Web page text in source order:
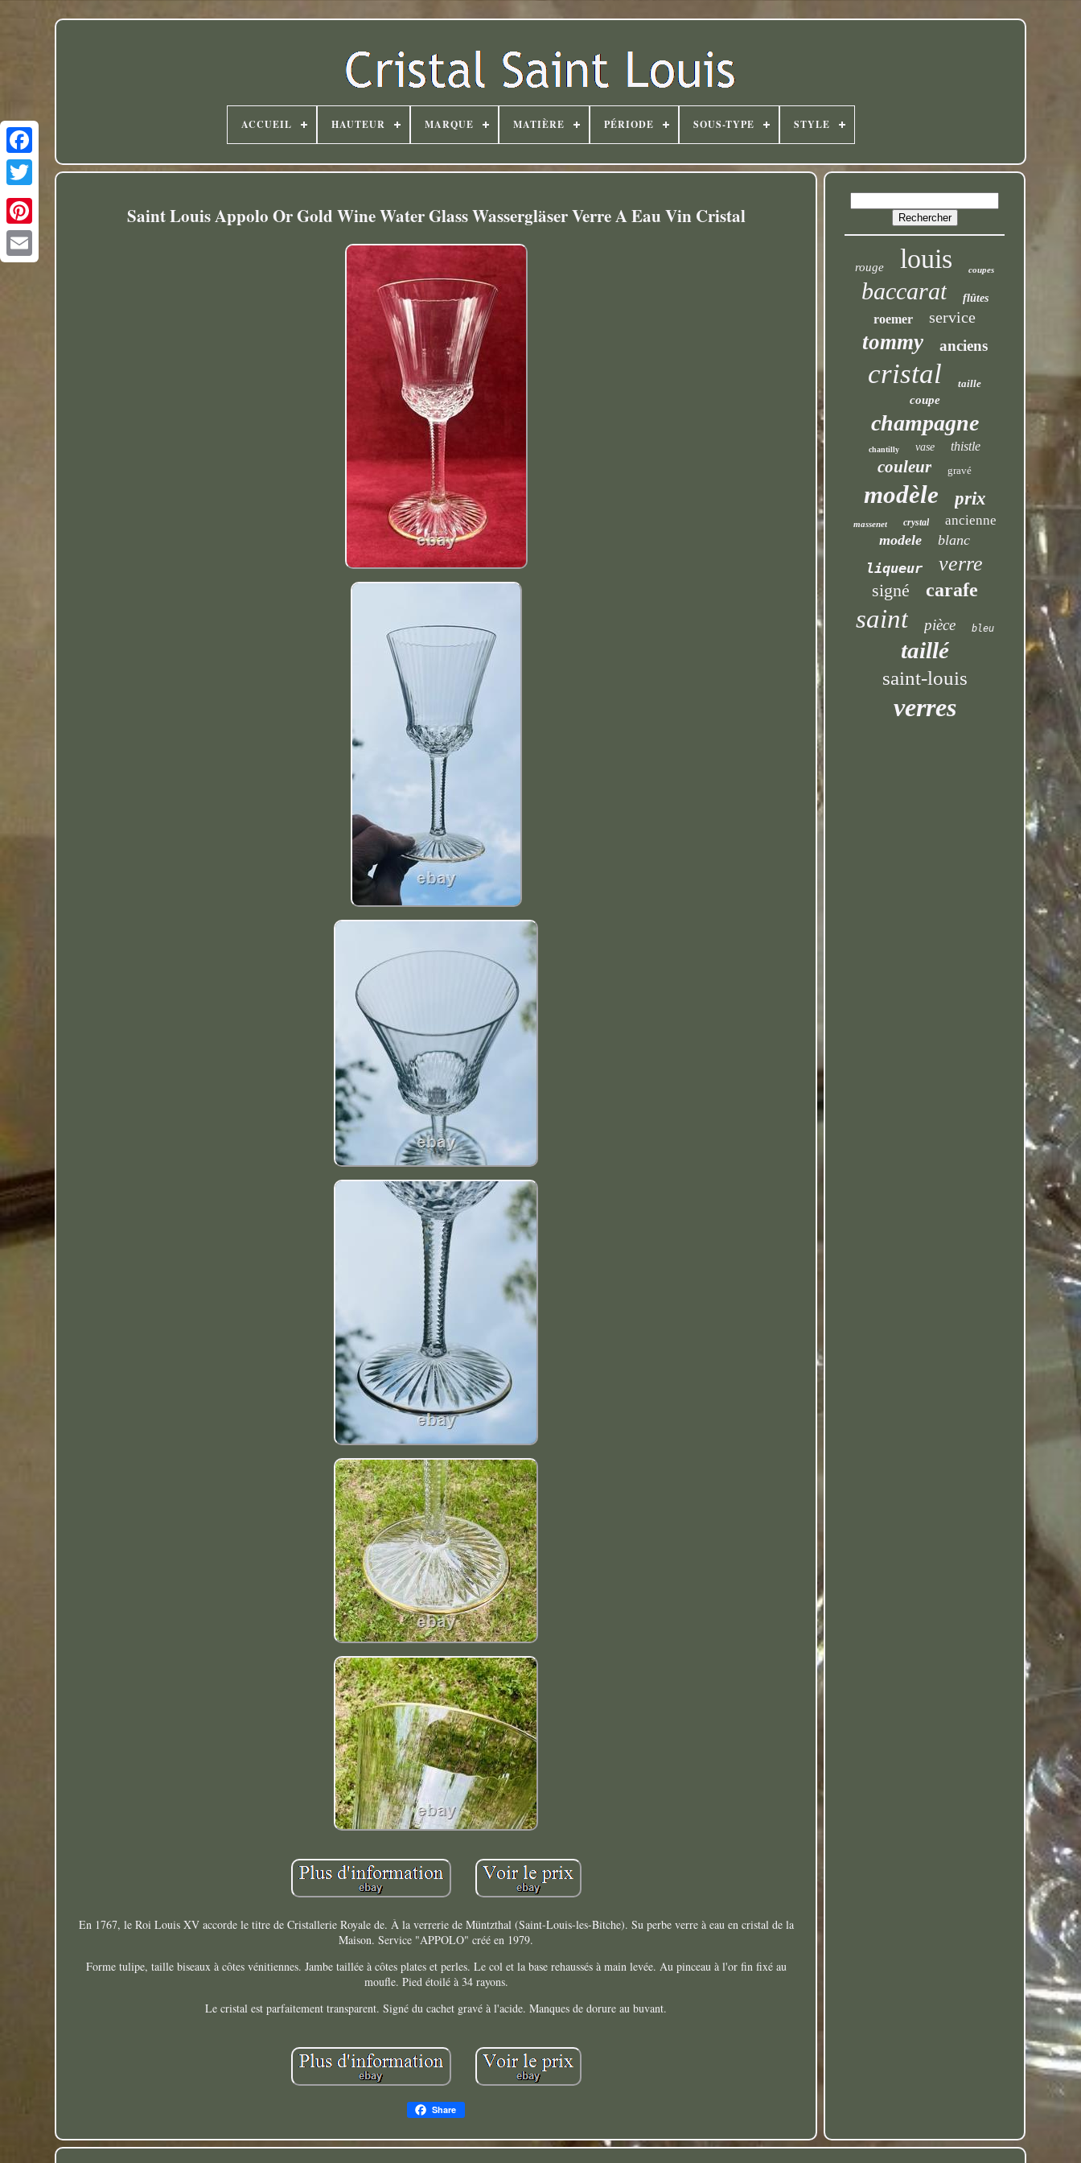
Twitter
ACCUEIL HAUTEUR MARQUE MATIÈRE PÉRIODE SOUS-TYPE STYLE
Saint Louis Appolo Or Gold Wine Water Glass Wassergläser Verre A Eau Vin Cristal
En 1767, le Roi Louis XV accorde le titre de Cristallerie Royale de. À la verrerie de Müntzthal (Saint-Louis-les-Bitche). Su perbe verre à eau en cristal de la
Maison. Service "APPOLO" créé en 1979.
Forme tulipe, taille biseaux à côtes vénitiennes. Jambe taillée à côtes plates et perles. Le col et la base rehaussés à main levée. Au pinceau à l'or fin fixé au
moufle. Pied étoilé à 34 rayons.
Le cristal est parfaitement transparent. Signé du cachet gravé à l'acide. Manques de dorure au buvant.
Share
rouge louis coupes
baccarat flûtes
roemer service
tommy anciens
cristal taille
coupe
champagne
chantilly vase thistle
couleur gravé
modèle prix
massenet crystal ancienne
modele
blanc
liqueur
verre
signé carafe
saint pièce bleu
taillé
saint-louis
verres